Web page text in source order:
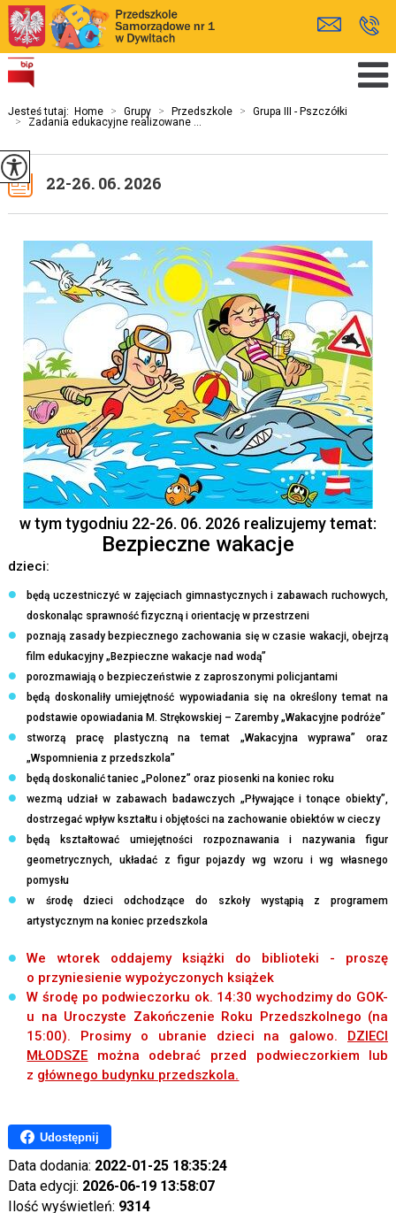
Jesteś tutaj: Home > Grupy > Przedszkole >
Grupa III - Pszczółki
>
Zadania edukacyjne realizowane ...
22-26. 06. 2026
w tym tygodniu 22-26. 06. 2026 realizujemy temat:
Bezpieczne wakacje
dzieci:
będą uczestniczyć w zajęciach gimnastycznych i zabawach ruchowych,
doskonaląc sprawność fizyczną i orientację w przestrzeni
poznają zasady bezpiecznego zachowania się w czasie wakacji, obejrzą
film edukacyjny „Bezpieczne wakacje nad wodą”
porozmawiają o bezpieczeństwie z zaproszonymi policjantami
będą doskonaliły umiejętność wypowiadania się na określony temat na
podstawie opowiadania M. Strękowskiej – Zaremby „Wakacyjne podróże”
stworzą pracę plastyczną na temat „Wakacyjna wyprawa” oraz
„Wspomnienia z przedszkola”
będą doskonalić taniec „Polonez” oraz piosenki na koniec roku
wezmą udział w zabawach badawczych„Pływające i tonące obiekty”,
dostrzegać wpływ kształtu i objętości na zachowanie obiektów w cieczy
będą kształtować umiejętności rozpoznawania i nazywania figur
geometrycznych, układać z figur pojazdy wg wzoru i wg własnego
pomysłu
w środę dzieci odchodzące do szkoły wystąpią z programem
artystycznym na koniec przedszkola
We wtorek oddajemy książki do biblioteki - proszę
o przyniesienie wypożyczonych książek
W środę po podwieczorku ok. 14:30 wychodzimy do GOK-
u na Uroczyste Zakończenie Roku Przedszkolnego (na
15:00). Prosimy o ubranie dzieci na galowo. DZIECI
MŁODSZE można odebrać przed podwieczorkiem lub
z głównego budynku przedszkola.
Udostępnij
Data dodania: 2022-01-25 18:35:24
Data edycji: 2026-06-19 13:58:07
Ilość wyświetleń: 9314